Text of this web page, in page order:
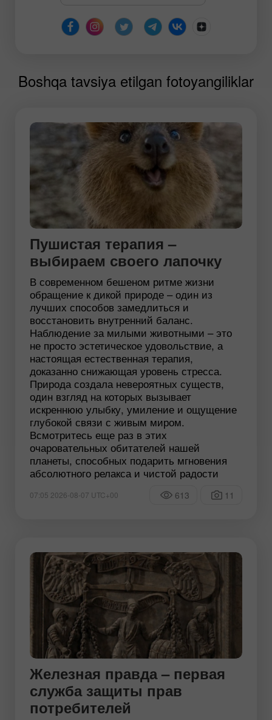
Boshqa tavsiya etilgan fotoyangiliklar
Пушистая терапия –
выбираем своего лапочку
В современном бешеном ритме жизни
обращение к дикой природе – один из
лучших способов замедлиться и
восстановить внутренний баланс.
Наблюдение за милыми животными – это
не просто эстетическое удовольствие, а
настоящая естественная терапия,
доказанно снижающая уровень стресса.
Природа создала невероятных существ,
один взгляд на которых вызывает
искреннюю улыбку, умиление и ощущение
глубокой связи с живым миром.
Всмотритесь еще раз в этих
очаровательных обитателей нашей
планеты, способных подарить мгновения
абсолютного релакса и чистой радости
07:05 2026-08-07 UTC+00 613 11
Железная правда – первая
служба защиты прав
потребителей